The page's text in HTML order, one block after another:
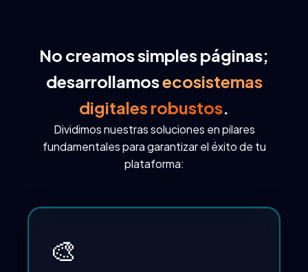
No creamos simples páginas;
desarrollamosecosistemas
digitales robustos.
Dividimos nuestras soluciones en pilares
fundamentales para garantizar el éxito de tu
plataforma:
🎨